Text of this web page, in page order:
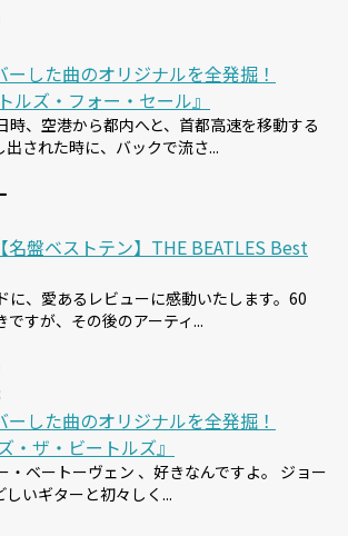
ーした曲のオリジナルを全発掘！
ルズ・フォー・セール』
時、空港から都内へと、首都高速を移動する
された時に、バックで流さ...
盤ベストテン】THE BEATLES Best
に、愛あるレビューに感動いたします。60
すが、その後のアーティ...
ーした曲のオリジナルを全発掘！
・ザ・ビートルズ』
・ベートーヴェン 、好きなんですよ。 ジョー
いギターと初々しく...